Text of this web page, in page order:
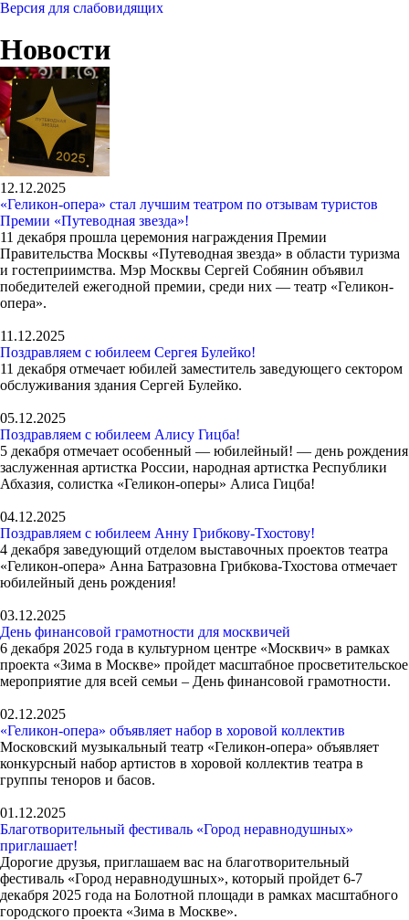
Версия для слабовидящих
Новости
12.12.2025
«Геликон-опера» стал лучшим театром по отзывам туристов
Премии «Путеводная звезда»!
11 декабря прошла церемония награждения Премии
Правительства Москвы «Путеводная звезда» в области туризма
и гостеприимства. Мэр Москвы Сергей Собянин объявил
победителей ежегодной премии, среди них — театр «Геликон-
опера».
11.12.2025
Поздравляем с юбилеем Сергея Булейко!
11 декабря отмечает юбилей заместитель заведующего сектором
обслуживания здания Сергей Булейко.
05.12.2025
Поздравляем с юбилеем Алису Гицба!
5 декабря отмечает особенный — юбилейный! — день рождения
заслуженная артистка России, народная артистка Республики
Абхазия, солистка «Геликон-оперы» Алиса Гицба!
04.12.2025
Поздравляем с юбилеем Анну Грибкову-Тхостову!
4 декабря заведующий отделом выставочных проектов театра
«Геликон-опера» Анна Батразовна Грибкова-Тхостова отмечает
юбилейный день рождения!
03.12.2025
День финансовой грамотности для москвичей
6 декабря 2025 года в культурном центре «Москвич» в рамках
проекта «Зима в Москве» пройдет масштабное просветительское
мероприятие для всей семьи – День финансовой грамотности.
02.12.2025
«Геликон-опера» объявляет набор в хоровой коллектив
Московский музыкальный театр «Геликон-опера» объявляет
конкурсный набор артистов в хоровой коллектив театра в
группы теноров и басов.
01.12.2025
Благотворительный фестиваль «Город неравнодушных»
приглашает!
Дорогие друзья, приглашаем вас на благотворительный
фестиваль «Город неравнодушных», который пройдет 6-7
декабря 2025 года на Болотной площади в рамках масштабного
городского проекта «Зима в Москве».